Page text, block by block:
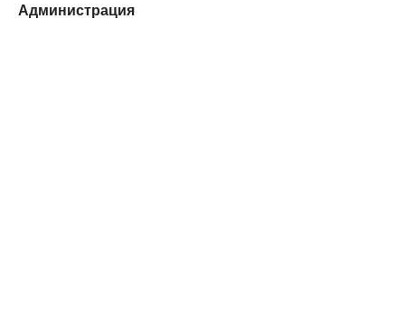
Администрация